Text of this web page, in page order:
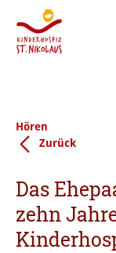
Hören
Zurück
Das
zehn